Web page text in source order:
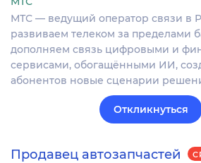
МТС — ведущий оператор связи в
развиваем телеком за пределами
дополняем связь цифровыми и
сервисами, обогащёнными ИИ,
абонентов новые сценарии
Откликнуться
Продавец автозапчастей